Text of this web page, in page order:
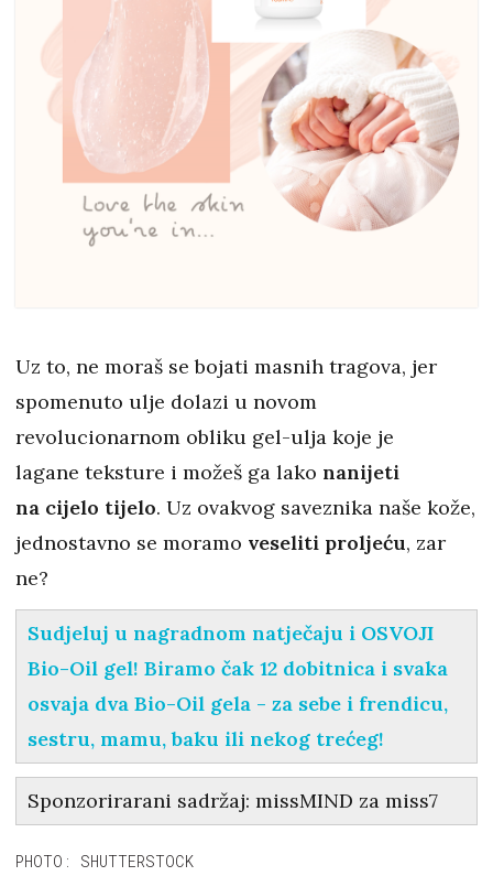
Uz to, ne moraš se bojati masnih tragova, jer
spomenuto ulje dolazi u novom
revolucionarnom obliku gel-ulja koje je
lagane teksture i možeš ga lako nanijeti
na cijelo tijelo. Uz ovakvog saveznika naše kože,
jednostavno se moramo veseliti proljeću, zar
ne?
Sudjeluj u nagradnom natječaju i OSVOJI
Bio-Oil gel! Biramo čak 12 dobitnica i svaka
osvaja dva Bio-Oil gela - za sebe i frendicu,
sestru, mamu, baku ili nekog trećeg!
Sponzorirarani sadržaj: missMIND za miss7
PHOTO: SHUTTERSTOCK